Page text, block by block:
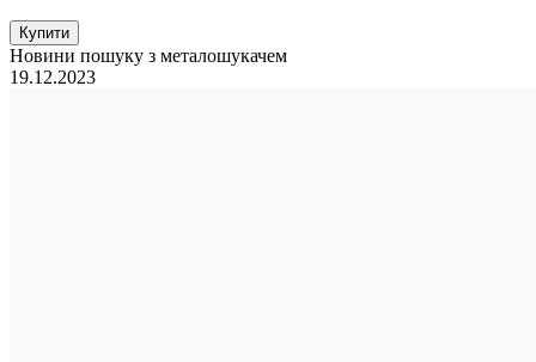
Купити
Новини пошуку з металошукачем
19.12.2023